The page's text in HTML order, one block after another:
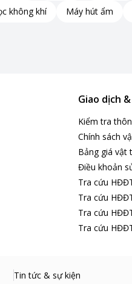
vặn, đơn giản và dễ sử dụng.
Việt và tiếng Anh, thuận tiện
35 phút giúp người dùng
nước trở nên khô.
không khí Máy hút ẩm
Giao dịch
Kiểm tra
Chính sách
Bảng giá vật
Điều khoản
Tra cứu
Tra cứu
Tra cứu
Tra cứu
Tin tức & sự kiện